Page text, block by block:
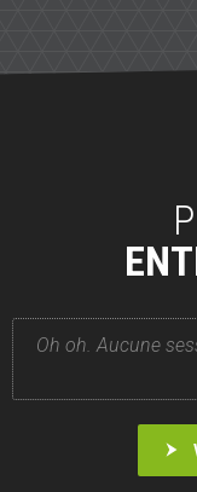
Oh oh. Aucune